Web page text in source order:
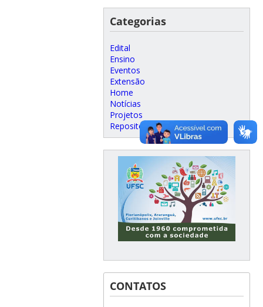
Categorias
Edital
Ensino
Eventos
Extensão
Home
Notícias
Projetos
Repositório de Links
CONTATOS